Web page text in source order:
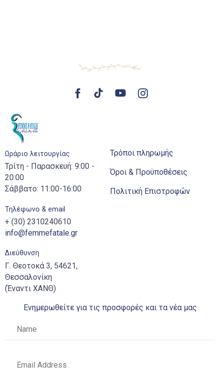
Ωράριο λειτουργίας
Τρίτη - Παρασκευή: 9:00 -
20:00
Σάββατο: 11:00-16:00
Τηλέφωνο & email
+ (30) 2310240610
info@femmefatale.gr
Διεύθυνση
Γ. Θεοτοκά 3, 54621,
Θεσσαλονίκη
(Έναντι ΧΑΝΘ)
Τρόποι πληρωμής
Όροι & Προϋποθέσεις
Πολιτική Επιστροφών
Ενημερωθείτε για τις προσφορές και τα νέα μας